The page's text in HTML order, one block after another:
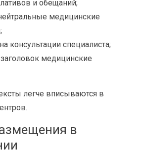
и обещаний;
медицинские
консультации специалиста;
медицинские
легче вписываются в
в